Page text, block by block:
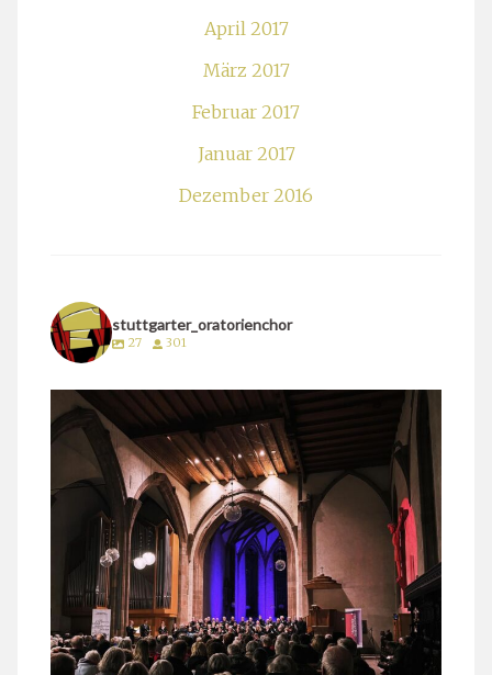
April 2017
März 2017
Februar 2017
Januar 2017
Dezember 2016
stuttgarter_oratorienchor
27 301
stuttgarter_oratorienchor
März 24